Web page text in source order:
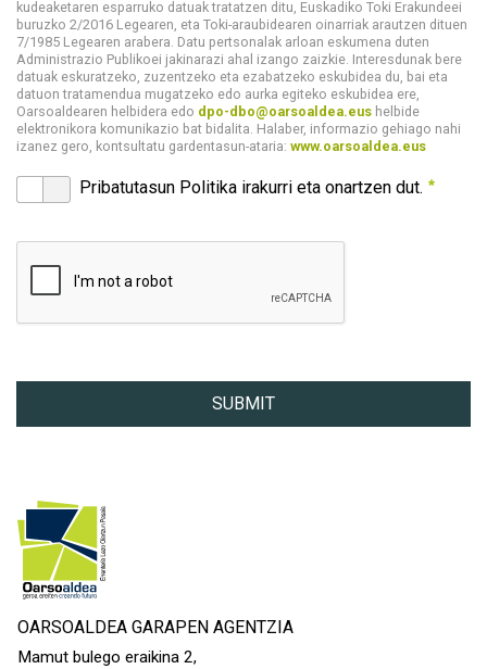
kudeaketaren esparruko datuak tratatzen ditu, Euskadiko Toki Erakundeei
buruzko 2/2016 Legearen, eta Toki-araubidearen oinarriak arautzen dituen
7/1985 Legearen arabera. Datu pertsonalak arloan eskumena duten
Administrazio Publikoei jakinarazi ahal izango zaizkie. Interesdunak bere
datuak eskuratzeko, zuzentzeko eta ezabatzeko eskubidea du, bai eta
datuon tratamendua mugatzeko edo aurka egiteko eskubidea ere,
Oarsoaldearen helbidera edo dpo-dbo@oarsoaldea.eus helbide
elektronikora komunikazio bat bidalita. Halaber, informazio gehiago nahi
izanez gero, kontsultatu gardentasun-ataria: www.oarsoaldea.eus
<p>Oarsoaldeak herritarren eskaerei, zerbitzu orokorrei,
Pribatutasun Politika irakurri eta onartzen dut.
SUBMIT
OARSOALDEA GARAPEN AGENTZIA
Mamut bulego eraikina 2,